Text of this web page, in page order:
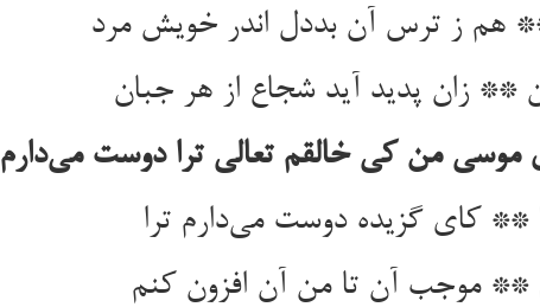
هم ز ترس آن بددل اندر خویش مرد
** زان پدید آید شجاع از هر جبان
من کی خالقم تعالی ترا دوست می‌دارم
کای گزیده دوست می‌دارم ترا
موجب آن تا من آن افزون کنم